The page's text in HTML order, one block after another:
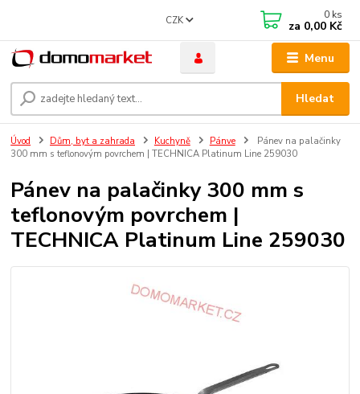
Menu
CZK
Hledat
0 ks
za 0,00 Kč
Úvod Dům, byt a zahrada Kuchyně Pánve
Pánev na palačinky
300 mm s teflonovým povrchem | TECHNICA Platinum Line 259030
Pánev na palačinky 300 mm s
teflonovým povrchem |
TECHNICA Platinum Line 259030